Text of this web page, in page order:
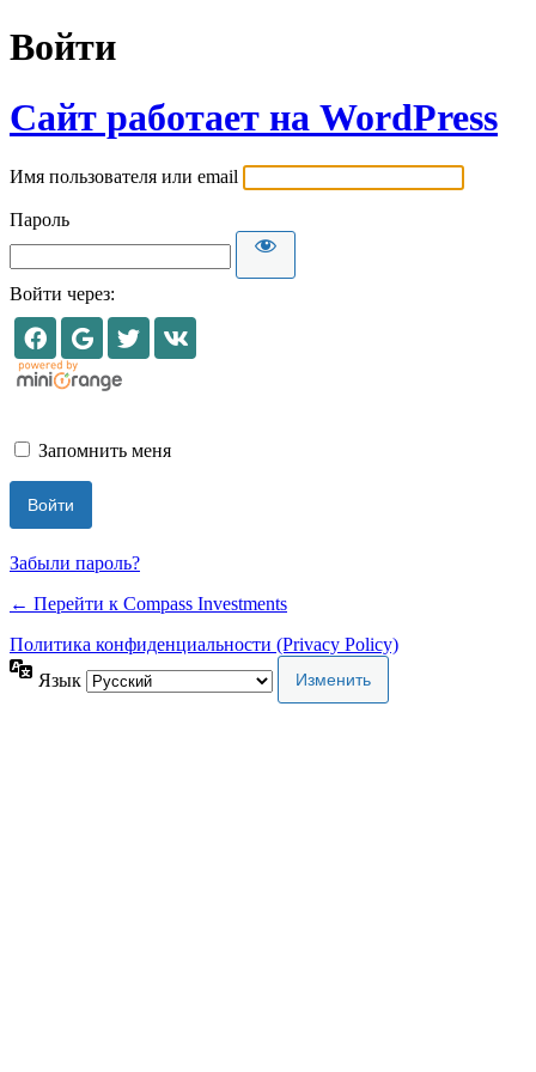
Войти
Сайт работает на WordPress
Имя пользователя или email
Пароль
Войти через:
Запомнить меня
Забыли пароль?
← Перейти к Compass Investments
Политика конфиденциальности (Privacy Policy)
Язык